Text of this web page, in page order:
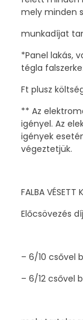
mely minden
munkadíjat
*Panel lakás,
tégla
Ft plusz
** Az
igényel. Az
igények
végeztetjük.
FALBA VÉSETT
Előcsövezés
– 6/10 csővel
– 6/12 csővel